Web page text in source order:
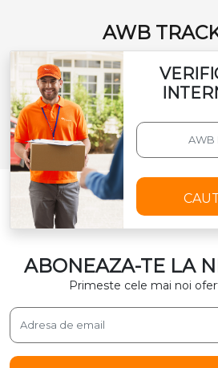
AWB
ABONEAZA-TE LA
Primeste cele mai noi